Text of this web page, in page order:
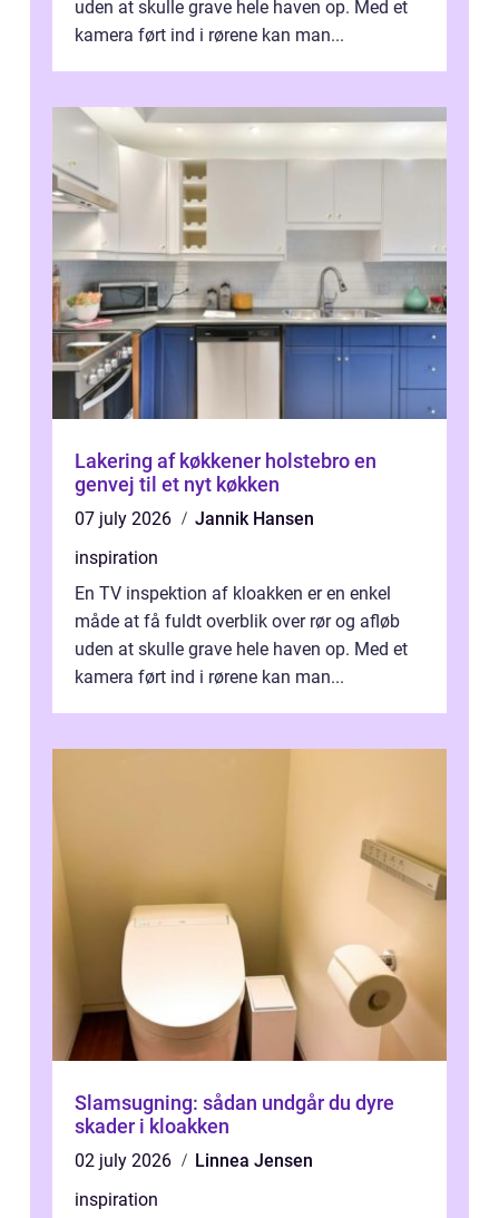
uden at skulle grave hele haven op. Med et
kamera ført ind i rørene kan man...
Lakering af køkkener holstebro en
genvej til et nyt køkken
07 july 2026
Jannik Hansen
inspiration
En TV inspektion af kloakken er en enkel
måde at få fuldt overblik over rør og afløb
uden at skulle grave hele haven op. Med et
kamera ført ind i rørene kan man...
Slamsugning: sådan undgår du dyre
skader i kloakken
02 july 2026
Linnea Jensen
inspiration